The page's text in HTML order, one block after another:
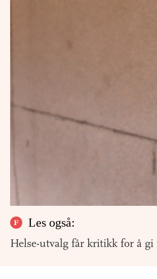
Les også:
Helse-utvalg får kritikk for å